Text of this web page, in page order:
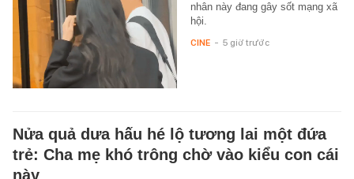
nhân này đang gây sốt mạng xã
hội.
CINE - 5 giờ trước
Nửa quả dưa hấu hé lộ tương lai một đứa
trẻ: Cha mẹ khó trông chờ vào kiểu con cái
này